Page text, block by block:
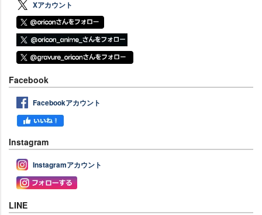
Xアカウント
Facebook
Facebookアカウント
Instagram
Instagramアカウント
LINE